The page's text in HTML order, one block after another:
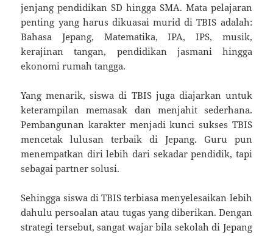
jenjang pendidikan SD hingga SMA. Mata pelajaran
penting yang harus dikuasai murid di TBIS adalah:
Bahasa Jepang, Matematika, IPA, IPS, musik,
kerajinan tangan, pendidikan jasmani hingga
ekonomi rumah tangga.
Yang menarik, siswa di TBIS juga diajarkan untuk
keterampilan memasak dan menjahit sederhana.
Pembangunan karakter menjadi kunci sukses TBIS
mencetak lulusan terbaik di Jepang. Guru pun
menempatkan diri lebih dari sekadar pendidik, tapi
sebagai partner solusi.
Sehingga siswa di TBIS terbiasa menyelesaikan lebih
dahulu persoalan atau tugas yang diberikan. Dengan
strategi tersebut, sangat wajar bila sekolah di Jepang